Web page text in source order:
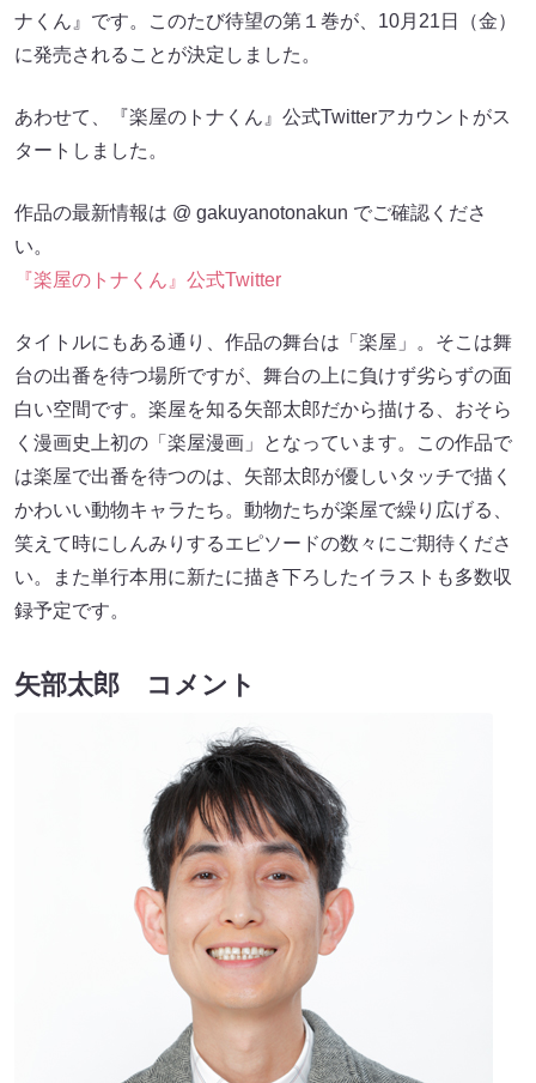
ナくん』です。このたび待望の第１巻が、10月21日（金）
に発売されることが決定しました。
あわせて、『楽屋のトナくん』公式Twitterアカウントがス
タートしました。
作品の最新情報は @ gakuyanotonakun でご確認くださ
い。
『楽屋のトナくん』公式Twitter
タイトルにもある通り、作品の舞台は「楽屋」。そこは舞
台の出番を待つ場所ですが、舞台の上に負けず劣らずの面
白い空間です。楽屋を知る矢部太郎だから描ける、おそら
く漫画史上初の「楽屋漫画」となっています。この作品で
は楽屋で出番を待つのは、矢部太郎が優しいタッチで描く
かわいい動物キャラたち。動物たちが楽屋で繰り広げる、
笑えて時にしんみりするエピソードの数々にご期待くださ
い。また単行本用に新たに描き下ろしたイラストも多数収
録予定です。
矢部太郎 コメント